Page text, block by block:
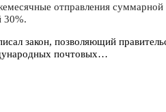
отправления
30%.
закон, позволяющий
почтовых…